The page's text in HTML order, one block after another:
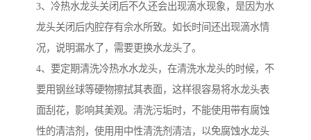
3、冷热水龙头关闭后不久还会出现滴水现象，是因为水
龙头关闭后内腔存有佘水所致。如长时间还出现滴水情
况，说明漏水了，需要更换水龙头了。
4、要定期清洗冷热水水龙头，在清洗水龙头的时候，不
要用钢丝球等硬物擦拭其表面，这样很容易将水龙头表
面刮花，影响其美观。清洗污垢时，不能使用带有腐蚀
性的清洁剂，使用用中性清洗剂清洁，以免腐蚀水龙头